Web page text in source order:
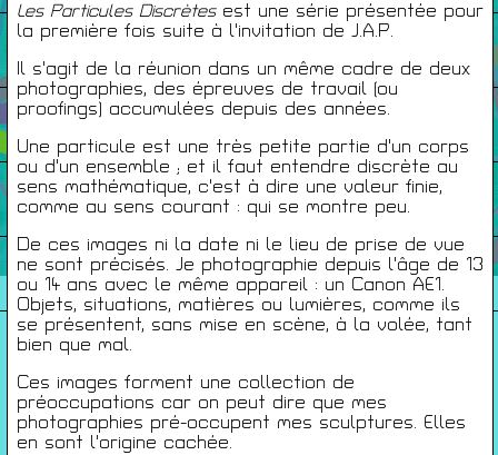
Les Particules Discrètesest une série présentée pour
la première fois suite à l'invitation de J.A.P.
Il s'agit de la réunion dans un même cadre de deux
photographies, des épreuves de travail (ou
proofings) accumulées depuis des années.
Une particule est une très petite partie d'un corps
ou d'un ensemble ; et il faut entendre discrète au
sens mathématique, c'est à dire une valeur finie,
comme au sens courant : qui se montre peu.
De ces images ni la date ni le lieu de prise de vue
ne sont précisés. Je photographie depuis l'âge de 13
ou 14 ans avec le même appareil : un Canon AE1.
Objets, situations, matières ou lumières, comme ils
se présentent, sans mise en scène, à la volée, tant
bien que mal.
Ces images forment une collection de
préoccupations car on peut dire que mes
photographies pré-occupent mes sculptures. Elles
en sont l'origine cachée.
À Propos
Infos Pratiques
Cartes De Membre
Saisons Précédentes
À propos
Infos pratiques
Carte de membres